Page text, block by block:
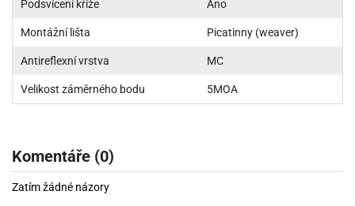
Podsvícení kříže Ano
Montážní lišta Picatinny (weaver)
Antireflexní vrstva MC
Velikost záměrného bodu 5MOA
Komentáře (0)
Zatím žádné názory